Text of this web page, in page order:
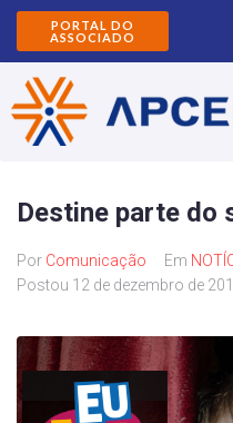
PORTAL DO
ASSOCIADO
Destine parte do
Por Comunicação Em
Postou 12 de dezembro de